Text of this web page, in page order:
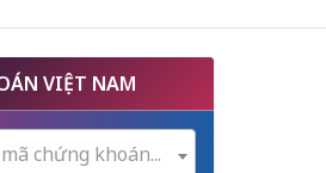
VIỆT NAM
chứng khoán...